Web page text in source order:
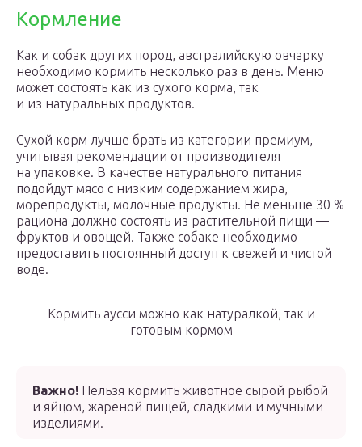
Кормление
Как и собак других пород, австралийскую овчарку
необходимо кормить несколько раз в день. Меню
может состоять как из сухого корма, так
и из натуральных продуктов.
Сухой корм лучше брать из категории премиум,
учитывая рекомендации от производителя
на упаковке. В качестве натурального питания
подойдут мясо с низким содержанием жира,
морепродукты, молочные продукты. Не меньше 30 %
рациона должно состоять из растительной пищи —
фруктов и овощей. Также собаке необходимо
предоставить постоянный доступ к свежей и чистой
воде.
Кормить аусси можно как натуралкой, так и
готовым кормом
Важно! Нельзя кормить животное сырой рыбой
и яйцом, жареной пищей, сладкими и мучными
изделиями.